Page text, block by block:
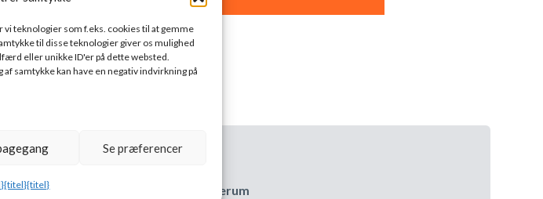
vi teknologier som f.eks. cookies til at gemme
til disse teknologier giver os mulighed
eller unikke ID'er på dette websted.
samtykke kan have en negativ indvirkning på
Se præferencer
{titel}{titel}
ordre.
Seneste indlæg
God lyd i Nordberg Menigheds kirkerum